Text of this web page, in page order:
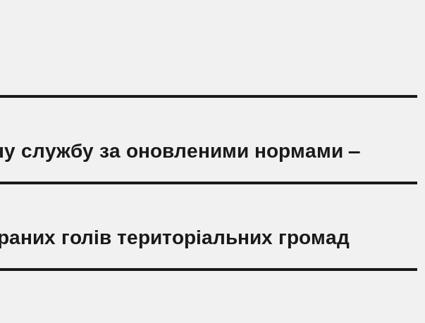
службу за оновленими нормами –
голів територіальних громад